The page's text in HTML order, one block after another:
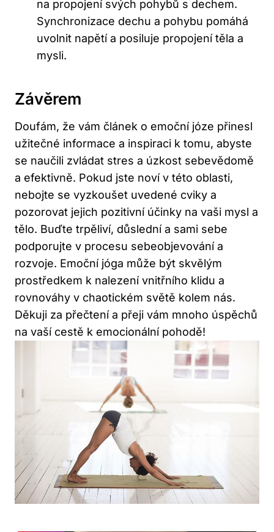
na propojení svých pohybů s dechem.
Synchronizace dechu a pohybu pomáhá
uvolnit napětí a posiluje propojení těla a
mysli.
Závěrem
Doufám, že vám článek o emoční józe přinesl
užitečné informace a inspiraci k tomu, abyste
se naučili zvládat stres a úzkost sebevědomě
a efektivně. Pokud jste noví v této oblasti,
nebojte se vyzkoušet uvedené cviky a
pozorovat jejich pozitivní účinky na vaši mysl a
tělo. Buďte trpěliví, důslední a sami sebe
podporujte v procesu sebeobjevování a
rozvoje. Emoční jóga může být skvělým
prostředkem k nalezení vnitřního klidu a
rovnováhy v chaotickém světě kolem nás.
Děkuji za přečtení a přeji vám mnoho úspěchů
na vaší cestě k emocionální pohodě!